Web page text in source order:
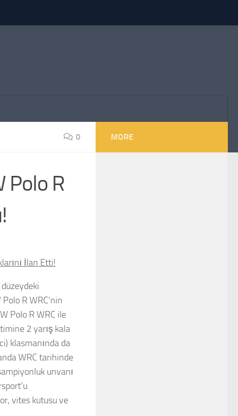
0
Polo R
İlan Etti!
R WRC’nin
Polo R WRC ile
2 yarış kala
klasmanında da
WRC tarihinde
unvanı
vites kutusu ve
MORE